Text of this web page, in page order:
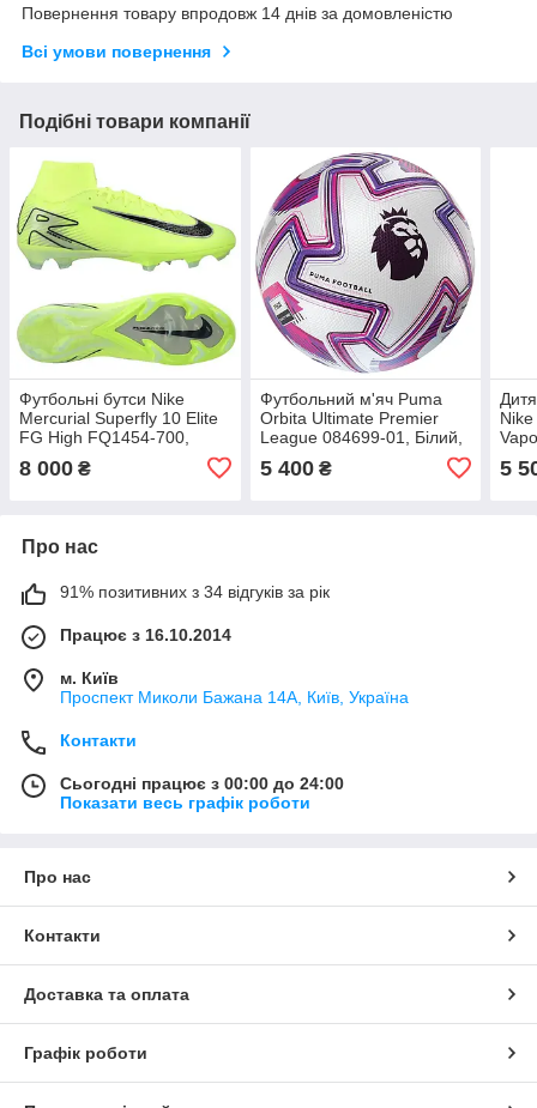
Повернення товару впродовж 14 днів за домовленістю
Всі умови повернення
Подібні товари компанії
Футбольні бутси Nike
Mercurial Superfly 10 Elite
FG High FQ1454-700,
Неоновий, Розмір (EU) —
40.5
8 000 ₴
Футбольний м'яч Puma
Orbita Ultimate Premier
League 084699-01, Білий,
5 400₴ 5
Про нас
91% позитивних з 34 відгуків за рік
Працює з 16.10.2014
м. Київ
Проспект Миколи Бажана 14А, Київ, Україна
Контакти
Сьогодні працює з 00:00 до 24:00
Показати весь графік роботи
Про нас
Контакти
Доставка та оплата
Графік роботи